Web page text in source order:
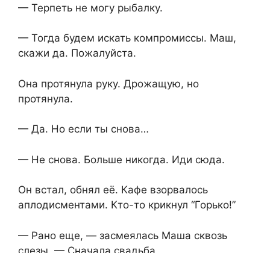
— Терпеть не могу рыбалку.
— Тогда будем искать компромиссы. Маш,
скажи да. Пожалуйста.
Она протянула руку. Дрожащую, но
протянула.
— Да. Но если ты снова…
— Не снова. Больше никогда. Иди сюда.
Он встал, обнял её. Кафе взорвалось
аплодисментами. Кто-то крикнул “Горько!”
— Рано еще, — засмеялась Маша сквозь
слезы. — Сначала свадьба.